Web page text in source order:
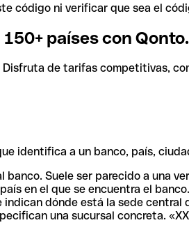
código ni verificar que sea el
países con Qonto.
de tarifas competitivas,
identifica a un banco, país,
banco. Suele ser parecido a una
en el que se encuentra el banco.
indican dónde está la sede central
una sucursal concreta.